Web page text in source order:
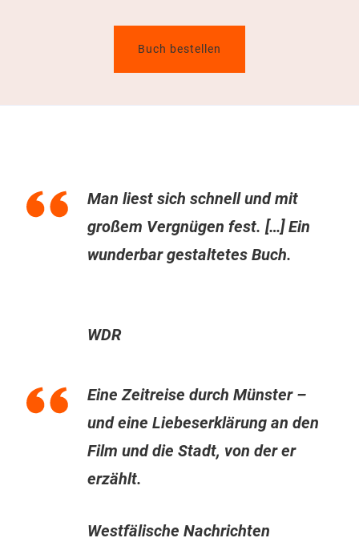
Buch bestellen
Man liest sich schnell und mit
großem Vergnügen fest. […] Ein
wunderbar gestaltetes Buch.
WDR
Eine Zeitreise durch Münster –
und eine Liebeserklärung an den
Film und die Stadt, von der er
erzählt.
Westfälische Nachrichten